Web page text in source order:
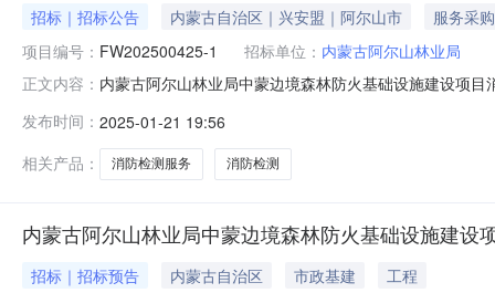
招标｜招标公告 内蒙古自治区｜兴安盟｜阿尔山市
服务采购
项目编号： FW202500425-1 招标单位： 内蒙古阿尔山林业局
正文内容： 内蒙古阿尔山林业局中蒙边境森林防火基础设施建设项
森林防火基础设施建设项目消防检测服务阿尔山森工公
发布时间： 2025-01-21 19:56
相关产品：
消防检测服务 消防检测
内蒙古阿尔山林业局中蒙边境森林防火基础设施建设
招标｜招标预告 内蒙古自治区 市政基建
工程